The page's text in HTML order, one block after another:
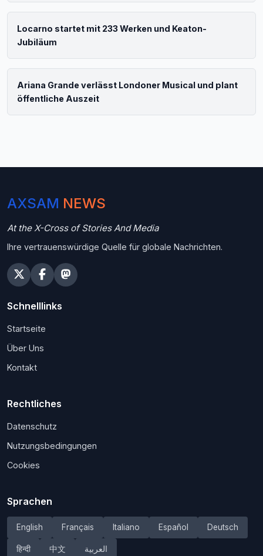
Locarno startet mit 233 Werken und Keaton-
Jubiläum
Ariana Grande verlässt Londoner Musical und plant
öffentliche Auszeit
AXSAM NEWS
At the X-Cross of Stories And Media
Ihre vertrauenswürdige Quelle für globale Nachrichten.
Schnelllinks
Startseite
Über Uns
Kontakt
Rechtliches
Datenschutz
Nutzungsbedingungen
Cookies
Sprachen
English Français Italiano Español Deutsch
हिन्दी 中文 العربية